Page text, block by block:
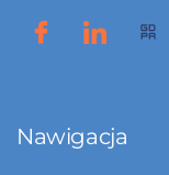
Nawigacja